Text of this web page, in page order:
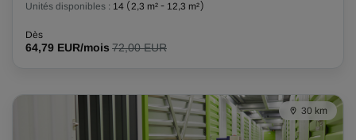
Unités disponibles : 14 (2,3 m² - 12,3 m²)
Dès
64,79 EUR/mois 72,00 EUR
30 km